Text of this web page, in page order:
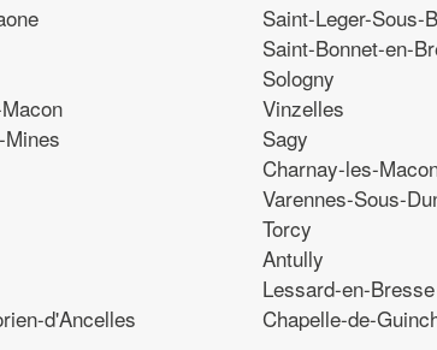
d'Ancelles
Saint-Leger-Sous-
Saint-Bonnet-en-
Sologny
Vinzelles
Sagy
Charnay-les-
Varennes-Sous-
Torcy
Antully
Lessard-en-Bresse
Chapelle-de-